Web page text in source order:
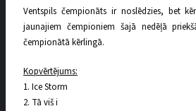
Ventspils čempionāts ir noslēdzies, bet
jaunajiem čempioniem šajā nedēļā
čempionātā kērlingā.
Kopvērtējums:
1. Ice Storm
2. Tā viš i